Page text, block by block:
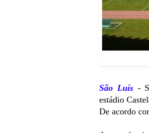
São Luís-
estádio
De acordo